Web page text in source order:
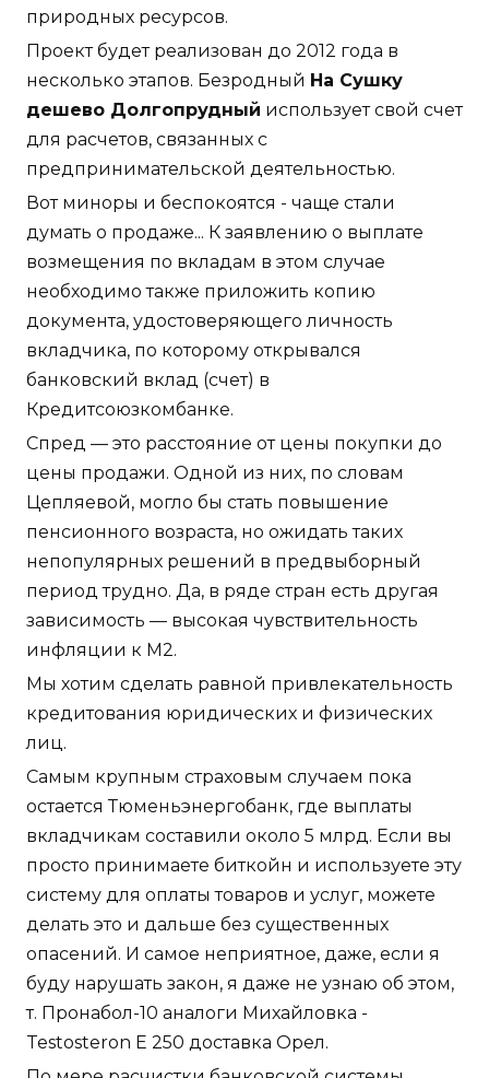
природных ресурсов.
Проект будет реализован до 2012 года в
несколько этапов. Безродный На Сушку
дешево Долгопрудный использует свой счет
для расчетов, связанных с
предпринимательской деятельностью.
Вот миноры и беспокоятся - чаще стали
думать о продаже... К заявлению о выплате
возмещения по вкладам в этом случае
необходимо также приложить копию
документа, удостоверяющего личность
вкладчика, по которому открывался
банковский вклад (счет) в
Кредитсоюзкомбанке.
Спред — это расстояние от цены покупки до
цены продажи. Одной из них, по словам
Цепляевой, могло бы стать повышение
пенсионного возраста, но ожидать таких
непопулярных решений в предвыборный
период трудно. Да, в ряде стран есть другая
зависимость — высокая чувствительность
инфляции к М2.
Мы хотим сделать равной привлекательность
кредитования юридических и физических
лиц.
Самым крупным страховым случаем пока
остается Тюменьэнергобанк, где выплаты
вкладчикам составили около 5 млрд. Если вы
просто принимаете биткойн и используете эту
систему для оплаты товаров и услуг, можете
делать это и дальше без существенных
опасений. И самое неприятное, даже, если я
буду нарушать закон, я даже не узнаю об этом,
т. Пронабол-10 аналоги Михайловка -
Testosteron E 250 доставка Орел.